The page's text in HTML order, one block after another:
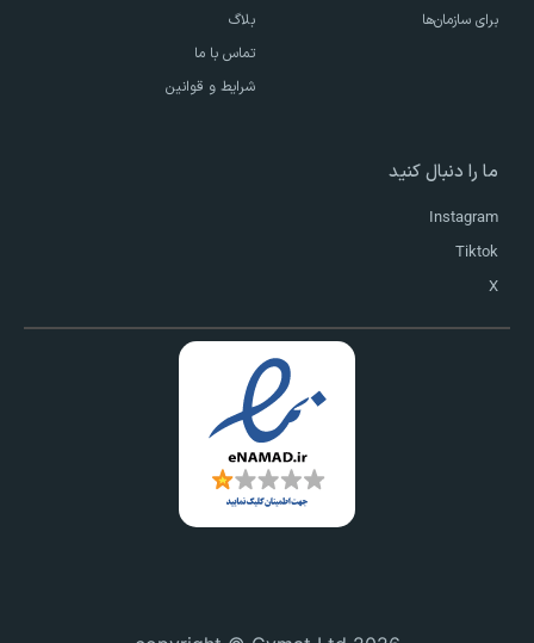
برای سازمان‌ها
بلاگ
تماس با ما
شرایط و قوانین
ما را دنبال کنید
Instagram
Tiktok
X